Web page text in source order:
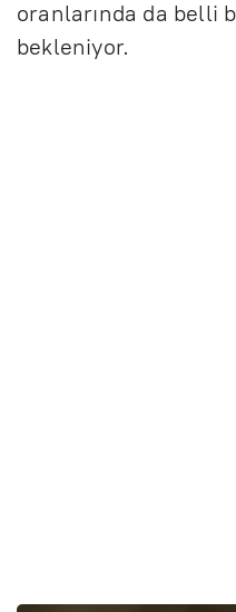
oranlarında da belli
bekleniyor.